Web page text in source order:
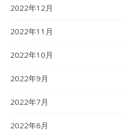
2022年12月
2022年11月
2022年10月
2022年9月
2022年7月
2022年6月